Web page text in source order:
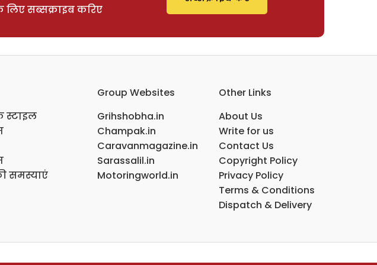
लिए सब्सक्राइब करिए
स्टाइल
समस्याएं
Group Websites
Grihshobha.in
Champak.in
Caravanmagazine.in
Sarassalil.in
Motoringworld.in
Other Links
About Us
Write for us
Contact Us
Copyright Policy
Privacy Policy
Terms & Conditions
Dispatch & Delivery